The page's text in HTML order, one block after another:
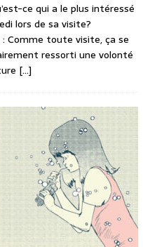
ce qui a le plus intéressé
lors de sa visite?
: Comme toute visite, ça se
ressorti une volonté
[…]